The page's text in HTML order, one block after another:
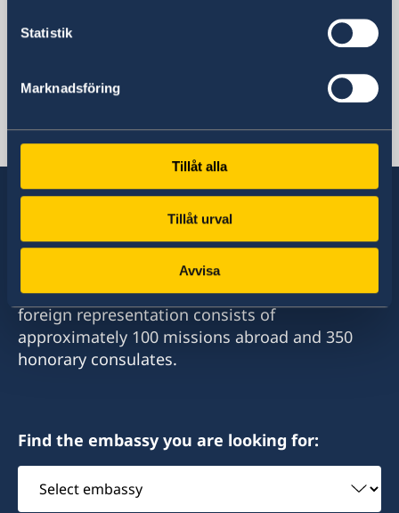
Statistik
Marknadsföring
Tillåt alla
Tillåt urval
Avvisa
Sweden's mission
Thailand, Bangkok
Swedish consulates
Sweden has diplomatic relations with almost
all states in the world, with embassies and
consulates in around half of these. Sweden's
foreign representation consists of
approximately 100 missions abroad and 350
honorary consulates.
Find the embassy you are looking for:
Select
embassy